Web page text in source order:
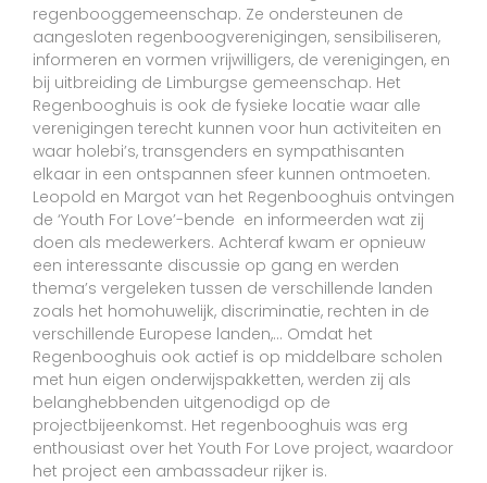
regenbooggemeenschap. Ze ondersteunen de
aangesloten regenboogverenigingen, sensibiliseren,
informeren en vormen vrijwilligers, de verenigingen, en
bij uitbreiding de Limburgse gemeenschap. Het
Regenbooghuis is ook de fysieke locatie waar alle
verenigingen terecht kunnen voor hun activiteiten en
waar holebi’s, transgenders en sympathisanten
elkaar in een ontspannen sfeer kunnen ontmoeten.
Leopold en Margot van het Regenbooghuis ontvingen
de ‘Youth For Love’-bende en informeerden wat zij
doen als medewerkers. Achteraf kwam er opnieuw
een interessante discussie op gang en werden
thema’s vergeleken tussen de verschillende landen
zoals het homohuwelijk, discriminatie, rechten in de
verschillende Europese landen,… Omdat het
Regenbooghuis ook actief is op middelbare scholen
met hun eigen onderwijspakketten, werden zij als
belanghebbenden uitgenodigd op de
projectbijeenkomst. Het regenbooghuis was erg
enthousiast over het Youth For Love project, waardoor
het project een ambassadeur rijker is.